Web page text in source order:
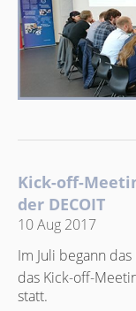
Kick-off-
der DECOIT
10 Aug 2017
Im Juli begann
das Kick-off-
statt.